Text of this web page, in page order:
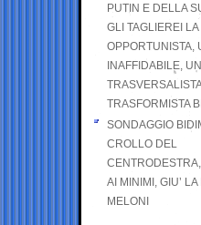
PUTIN E DELLA
GLI TAGLIEREI LA
OPPORTUNISTA,
INAFFIDABILE, UN
TRASFORMISTA
SONDAGGIO
CROLLO DEL
AI MINIMI, GIU’ LA
MELONI